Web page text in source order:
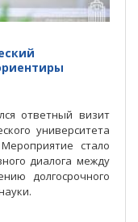
ответный визит
университета
стало
диалога между
долгосрочного